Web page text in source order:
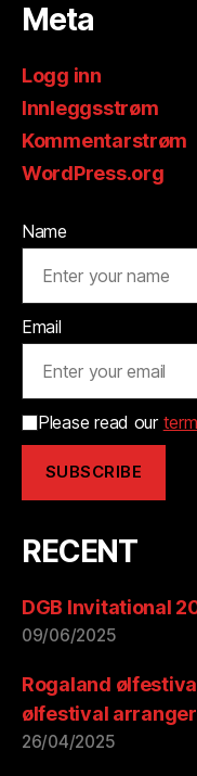
Meta
Logg inn
Innleggsstrøm
Kommentarstrøm
WordPress.org
Name
Email
Please read our
RECENT
DGB Invitational
09/06/2025
Rogaland
ølfestival
26/04/2025